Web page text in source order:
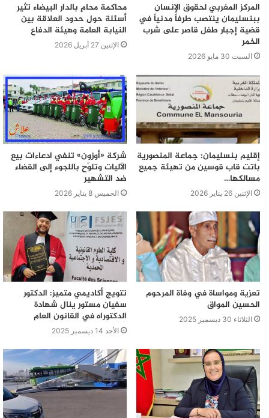
المركز المغربي لحقوق الإنسان
ببنسليمان ينتصب طرفاً مدنياً في
قضية إجبار طفل قاصر على شرب
الخمر
السبت 30 مايو 2026
محاكمة محامٍ بالدار البيضاء تثير
أسئلة حول حدود العلاقة بين
النيابة العامة وهيئة الدفاع
الإثنين 27 أبريل 2026
إقليم بنسليمان: جماعة المنصورية
باتت قاب قوسين من تهيئة جميع
مسالكها…
الإثنين 26 يناير 2026
شركة «أوزون» تنفي ادعاءات بيع
الآليات وتلوّح باللجوء إلى القضاء
ضد التشهير
الخميس 8 يناير 2026
تعزية ومواساة في وفاة المرحوم
الحسين المواق
الثلاثاء 30 ديسمبر 2025
تتويج أكاديمي متميز: الدكتور
سفيان مستور ينال شهادة
الدكتوراه في القانون العام
الأحد 14 ديسمبر 2025